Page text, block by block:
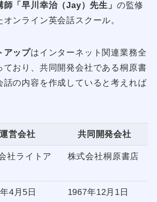
師「早川幸治（Jay）先生」 の監修
ンライン英会話スクール。
アップはインターネット関連業務全
ており、共同開発会社である桐原書
話の内容を作成していると考えれば
運営会社 共同開発会社
社ライトア
株式会社桐原書店
4月5日 1967年12月1日